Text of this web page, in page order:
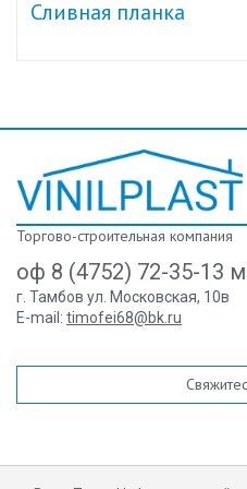
Сливная планка
Торгово-строительная компания
оф 8 (4752) 72-35-13
г. Тамбов ул. Московская, 10в
E-mail: timofei68@bk.ru